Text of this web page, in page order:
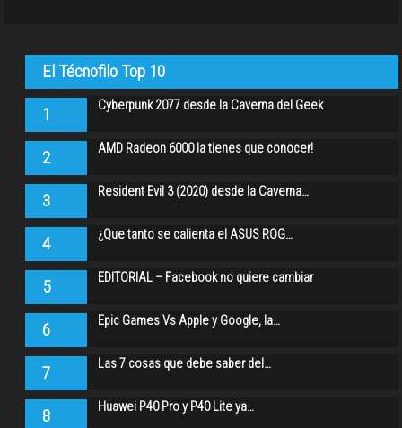
El Técnofilo Top 10
1 Cyberpunk 2077 desde la Caverna del Geek
2 AMD Radeon 6000 la tienes que conocer!
3 Resident Evil 3 (2020) desde la Caverna…
4 ¿Que tanto se calienta el ASUS ROG…
5 EDITORIAL – Facebook no quiere cambiar
6 Epic Games Vs Apple y Google, la…
7 Las 7 cosas que debe saber del…
8 Huawei P40 Pro y P40 Lite ya…